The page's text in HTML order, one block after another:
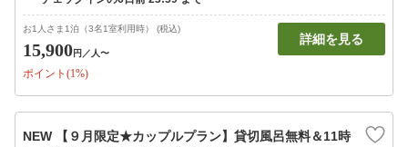
お1人さま1泊（3名1室利用時） (税込)
15,900円 ／人〜
ポイント(1%)
詳細を見る
NEW 【９月限定★カップルプラン】貸切風呂無料＆11時